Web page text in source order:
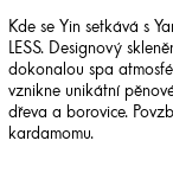
Kde se Yin setkává s
LESS. Designový
dokonalou spa
vznikne unikátní
dřeva a borovice.
kardamomu.